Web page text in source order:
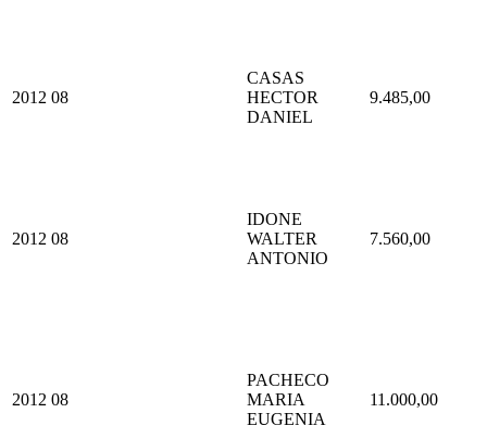
2012 08
CASAS
HECTOR
DANIEL
9.485,00
2012 08
IDONE
WALTER
ANTONIO
7.560,00
2012 08
PACHECO
MARIA
EUGENIA
11.000,00